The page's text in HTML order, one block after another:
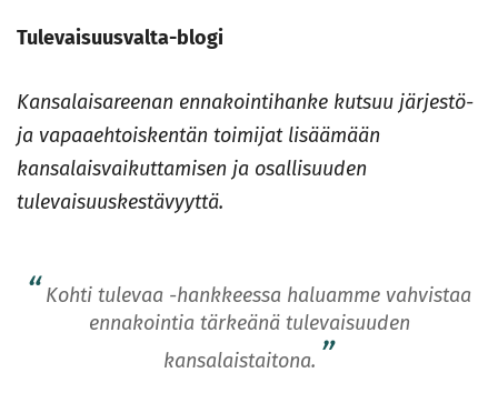
Tulevaisuusvalta-blogi
Kansalaisareenan ennakointihanke kutsuu järjestö-
ja vapaaehtoiskentän toimijat lisäämään
kansalaisvaikuttamisen ja osallisuuden
tulevaisuuskestävyyttä.
Kohti tulevaa -hankkeessa haluamme vahvistaa
ennakointia tärkeänä tulevaisuuden
kansalaistaitona.